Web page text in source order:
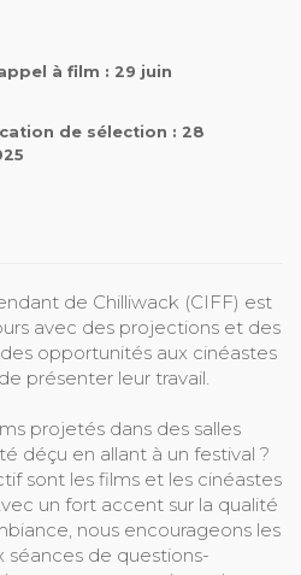
à film : 29 juin
de sélection : 28
de Chilliwack (CIFF) est
avec des projections et des
opportunités aux cinéastes
présenter leur travail.
projetés dans des salles
déçu en allant à un festival ?
sont les films et les cinéastes
un fort accent sur la qualité
nous encourageons les
séances de questions-